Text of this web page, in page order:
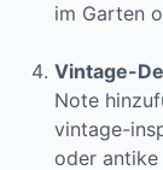
im Garten
Vintage-
Note
vintage-
oder antike